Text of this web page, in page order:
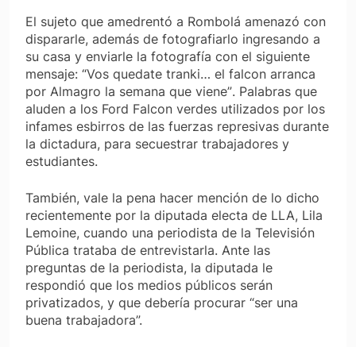
El sujeto que amedrentó a Rombolá amenazó con
dispararle, además de fotografiarlo ingresando a
su casa y enviarle la fotografía con el siguiente
mensaje: “Vos quedate tranki… el falcon arranca
por Almagro la semana que viene”. Palabras que
aluden a los Ford Falcon verdes utilizados por los
infames esbirros de las fuerzas represivas durante
la dictadura, para secuestrar trabajadores y
estudiantes.
También, vale la pena hacer mención de lo dicho
recientemente por la diputada electa de LLA, Lila
Lemoine, cuando una periodista de la Televisión
Pública trataba de entrevistarla. Ante las
preguntas de la periodista, la diputada le
respondió que los medios públicos serán
privatizados, y que debería procurar “ser una
buena trabajadora”.